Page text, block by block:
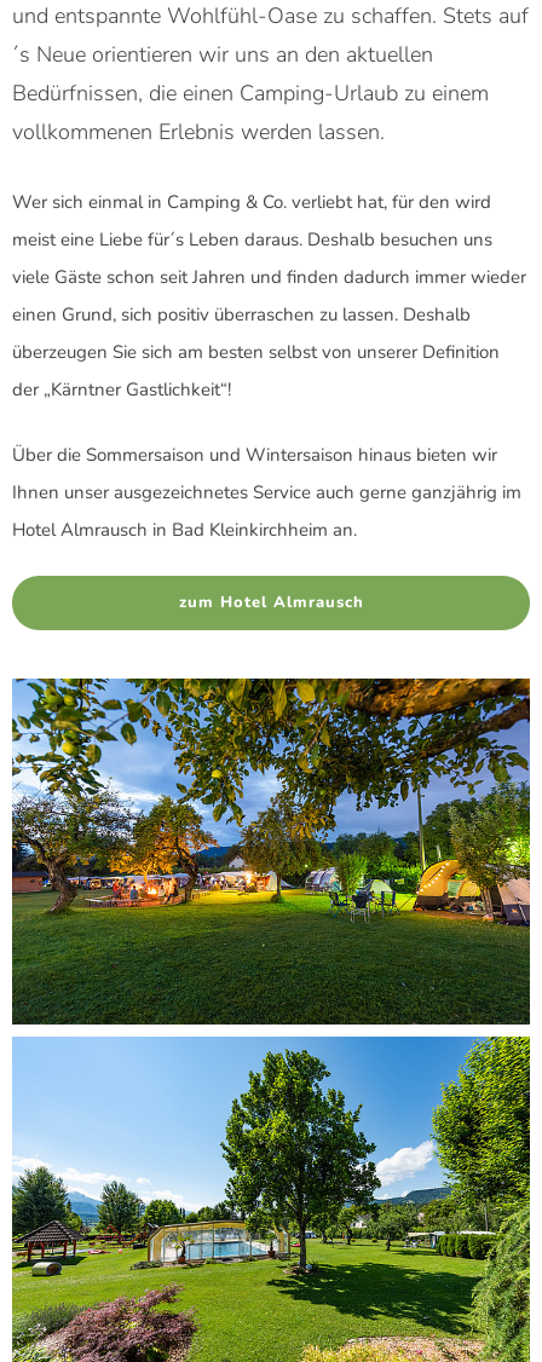
und entspannte Wohlfühl-Oase zu schaffen. Stets auf
´s Neue orientieren wir uns an den aktuellen
Bedürfnissen, die einen Camping-Urlaub zu einem
vollkommenen Erlebnis werden lassen.
Wer sich einmal in Camping & Co. verliebt hat, für den wird
meist eine Liebe für´s Leben daraus. Deshalb besuchen uns
viele Gäste schon seit Jahren und finden dadurch immer wieder
einen Grund, sich positiv überraschen zu lassen. Deshalb
überzeugen Sie sich am besten selbst von unserer Definition
der „Kärntner Gastlichkeit“!
Über die Sommersaison und Wintersaison hinaus bieten wir
Ihnen unser ausgezeichnetes Service auch gerne ganzjährig im
Hotel Almrausch in Bad Kleinkirchheim an.
zum Hotel Almrausch